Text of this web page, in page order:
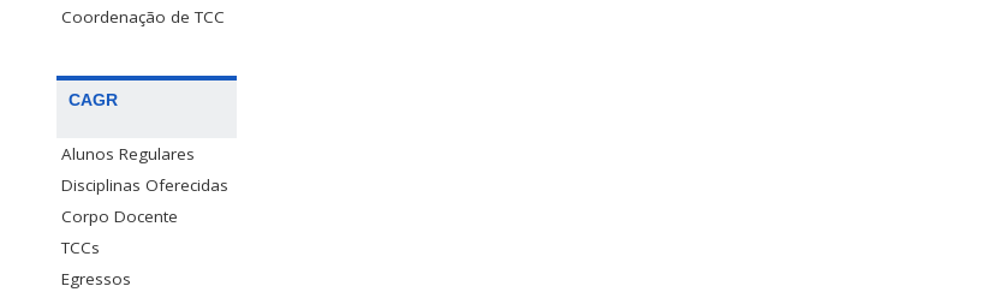
Coordenação de TCC
CAGR
Alunos Regulares
Disciplinas Oferecidas
Corpo Docente
TCCs
Egressos